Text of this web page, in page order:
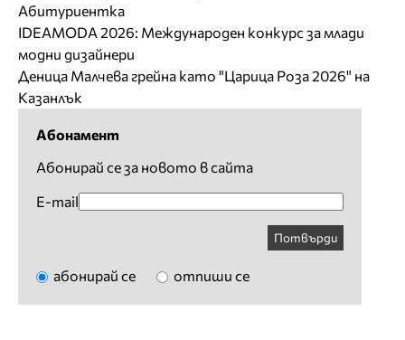
Абитуриентка
IDEAMODA 2026: Международен конкурс за млади
модни дизайнери
Деница Малчева грейна като "Царица Роза 2026" на
Казанлък
Абонамент
Абонирай се за новото в сайта
E-mail
Потвърди
абонирай се отпиши се